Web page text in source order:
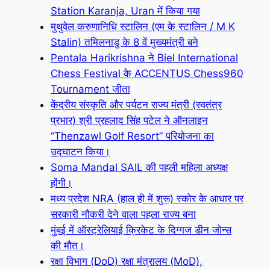
Station Karanja, Uran में किया गया
मुथुवेल करुणानिधि स्टालिन (एम के स्टालिन / M K
Stalin) तमिलनाडु के 8 वें मुख्यमंत्री बने
Pentala Harikrishna ने Biel International
Chess Festival के ACCENTUS Chess960
Tournament जीता
केंद्रीय संस्कृति और पर्यटन राज्य मंत्री (स्वतंत्र
प्रभार) श्री प्रहलाद सिंह पटेल ने ऑनलाइन
“Thenzawl Golf Resort” परियोजना का
उद्घाटन किया।
Soma Mandal SAIL की पहली महिला अध्यक्ष
होंगी।
मध्य प्रदेश NRA (हाल ही में शुरू) स्कोर के आधार पर
सरकारी नौकरी देने वाला पहला राज्य बना
मुंबई में ऑस्ट्रेलियाई क्रिकेट के दिग्गज डीन जोन्स
की मौत।
रक्षा विभाग (DoD) रक्षा मंत्रालय (MoD),